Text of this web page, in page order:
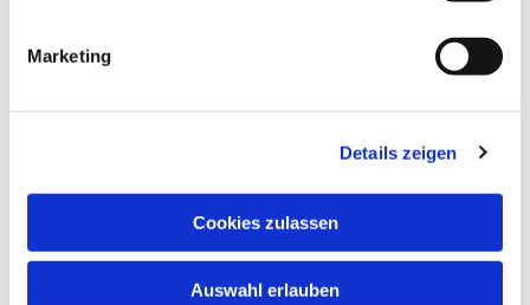
Marketing
Details zeigen
Cookies zulassen
Auswahl erlauben
Kinder & Familie
Unsere Angebote für Familien und Kinder jeden